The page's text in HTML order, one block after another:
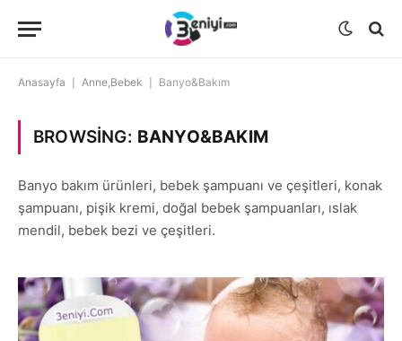
Anasayfa Anne,Bebek Banyo&Bakım
BROWSING: BANYO&BAKIM
Banyo bakım ürünleri, bebek şampuanı ve çeşitleri, konak
şampuanı, pişik kremi, doğal bebek şampuanları, ıslak
mendil, bebek bezi ve çeşitleri.